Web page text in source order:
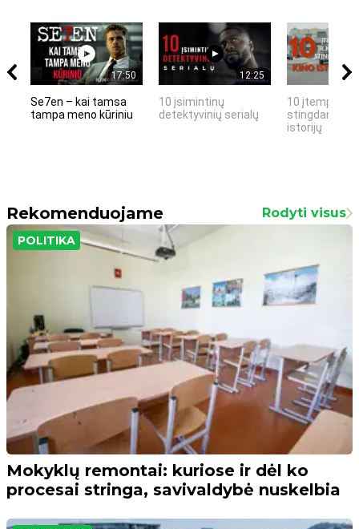
17:50
Se7en – kai tamsa
tampa meno kūriniu
12:25
10 įsimintinų
detektyvinių serialų
10 įtemptų,
stingdančių
istorijų
Rekomenduojame Rodyti visus
POLITIKA
Mokyklų remontai: kuriose ir dėl ko
procesai stringa, savivaldybė nuskelbia